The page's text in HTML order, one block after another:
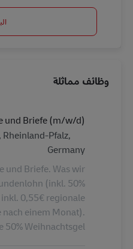
وظائف مماثلة
und Briefe (m/w/d)
الموقع
Rheinland-Pfalz,
Germany
und Briefe. Was wir
(inkl. 50%
0,55€ regionale
einem Monat).
50% Weihnachtsgel...